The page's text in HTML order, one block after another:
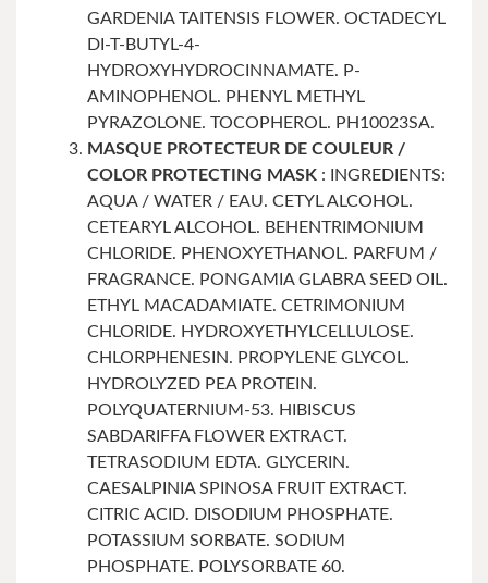
GARDENIA TAITENSIS FLOWER. OCTADECYL
DI-T-BUTYL-4-
HYDROXYHYDROCINNAMATE. P-
AMINOPHENOL. PHENYL METHYL
PYRAZOLONE. TOCOPHEROL. PH10023SA.
MASQUE PROTECTEUR DE COULEUR /
COLOR PROTECTING MASK : INGREDIENTS:
AQUA / WATER / EAU. CETYL ALCOHOL.
CETEARYL ALCOHOL. BEHENTRIMONIUM
CHLORIDE. PHENOXYETHANOL. PARFUM /
FRAGRANCE. PONGAMIA GLABRA SEED OIL.
ETHYL MACADAMIATE. CETRIMONIUM
CHLORIDE. HYDROXYETHYLCELLULOSE.
CHLORPHENESIN. PROPYLENE GLYCOL.
HYDROLYZED PEA PROTEIN.
POLYQUATERNIUM-53. HIBISCUS
SABDARIFFA FLOWER EXTRACT.
TETRASODIUM EDTA. GLYCERIN.
CAESALPINIA SPINOSA FRUIT EXTRACT.
CITRIC ACID. DISODIUM PHOSPHATE.
POTASSIUM SORBATE. SODIUM
PHOSPHATE. POLYSORBATE 60.